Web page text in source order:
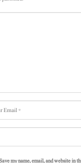
Save my name, email, and website in